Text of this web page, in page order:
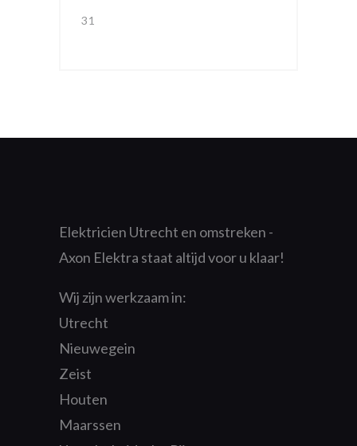
31
Elektricien Utrecht en omstreken -
Axon Elektra staat altijd voor u klaar!
Wij zijn werkzaam in:
Utrecht
Nieuwegein
Zeist
Houten
Maarssen